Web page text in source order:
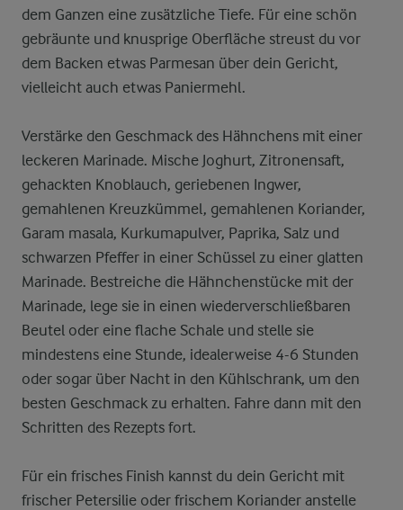
dem Ganzen eine zusätzliche Tiefe. Für eine schön
gebräunte und knusprige Oberfläche streust du vor
dem Backen etwas Parmesan über dein Gericht,
vielleicht auch etwas Paniermehl.
Verstärke den Geschmack des Hähnchens mit einer
leckeren Marinade. Mische Joghurt, Zitronensaft,
gehackten Knoblauch, geriebenen Ingwer,
gemahlenen Kreuzkümmel, gemahlenen Koriander,
Garam masala, Kurkumapulver, Paprika, Salz und
schwarzen Pfeffer in einer Schüssel zu einer glatten
Marinade. Bestreiche die Hähnchenstücke mit der
Marinade, lege sie in einen wiederverschließbaren
Beutel oder eine flache Schale und stelle sie
mindestens eine Stunde, idealerweise 4-6 Stunden
oder sogar über Nacht in den Kühlschrank, um den
besten Geschmack zu erhalten. Fahre dann mit den
Schritten des Rezepts fort.
Für ein frisches Finish kannst du dein Gericht mit
frischer Petersilie oder frischem Koriander anstelle